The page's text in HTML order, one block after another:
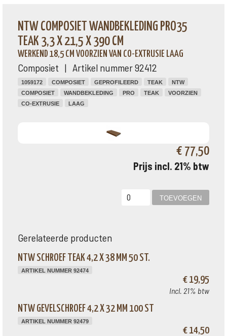
NTW COMPOSIET WANDBEKLEDING PRO35
TEAK 3,3 X 21,5 X 390 CM
WERKEND 18,5 CM VOORZIEN VAN CO-EXTRUSIE LAAG
Composiet | Artikel nummer 92412
1059172 COMPOSIET GEPROFILEERD TEAK
NTW
COMPOSIET
WANDBEKLEDING PRO TEAK
VOORZIEN
CO-EXTRUSIE
LAAG
€ 77,50
Prijs incl. 21% btw
Gerelateerde producten
NTW SCHROEF TEAK 4,2 X 38 MM 50 ST.
ARTIKEL NUMMER 92474
€ 19,95
Incl. 21% btw
NTW GEVELSCHROEF 4,2 X 32 MM 100 ST
ARTIKEL NUMMER 92479
€ 14,50